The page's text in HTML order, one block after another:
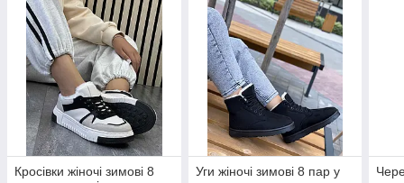
Кросівки жіночі зимові 8
Уги жіночі зимові 8 пар у